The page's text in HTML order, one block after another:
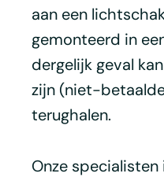
aan een
gemonteerd in
dergelijk geval
zijn (niet-
terughalen.
Onze specialisten